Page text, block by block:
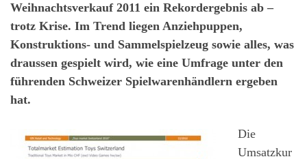
Weihnachtsverkauf 2011 ein Rekordergebnis ab –
trotz Krise. Im Trend liegen Anziehpuppen,
Konstruktions- und Sammelspielzeug sowie alles, was
draussen gespielt wird, wie eine Umfrage unter den
führenden Schweizer Spielwarenhändlern ergeben
hat.
Die
Umsatzkur